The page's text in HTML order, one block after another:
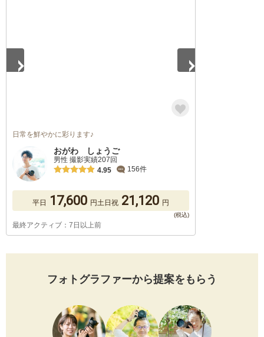
日常を鮮やかに彩ります♪
おがわ しょうご
男性 撮影実績207回
4.95
156件
平日 17,600 円土日祝 21,120 円
最終アクティブ：7日以上前
フォトグラファーから提案をもらう